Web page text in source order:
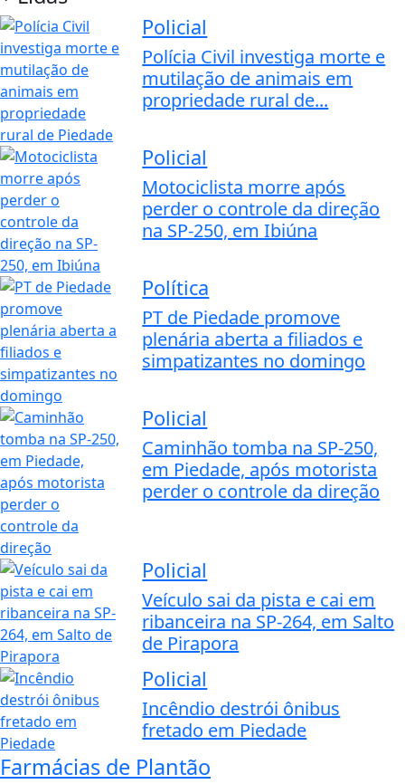
Policial
Polícia Civil investiga morte e
mutilação de animais em
propriedade rural de...
Policial
Motociclista morre após
perder o controle da direção
na SP-250, em Ibiúna
Política
PT de Piedade promove
plenária aberta a filiados e
simpatizantes no domingo
Policial
Caminhão tomba na SP-250,
em Piedade, após motorista
perder o controle da direção
Policial
Veículo sai da pista e cai em
ribanceira na SP-264, em Salto
de Pirapora
Policial
Incêndio destrói ônibus
fretado em Piedade
Farmácias de Plantão